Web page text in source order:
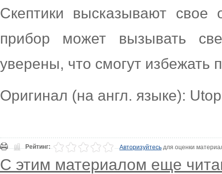
Скептики высказывают свое
прибор может вызывать
уверены, что смогут избежать
Оригинал (на англ. языке):
Рейтинг: Авторизуйтесьдля оценки
С этим материалом еще